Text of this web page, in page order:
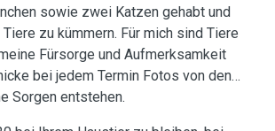
sowie zwei Katzen gehabt und
zu kümmern. Für mich sind Tiere
Fürsorge und Aufmerksamkeit
bei jedem Termin Fotos von den
Sorgen entstehen.